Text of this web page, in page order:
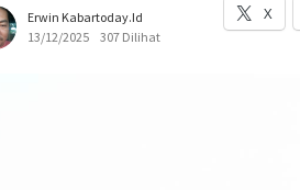
Erwin Kabartoday.id
13/12/2025
307 Dilihat
X